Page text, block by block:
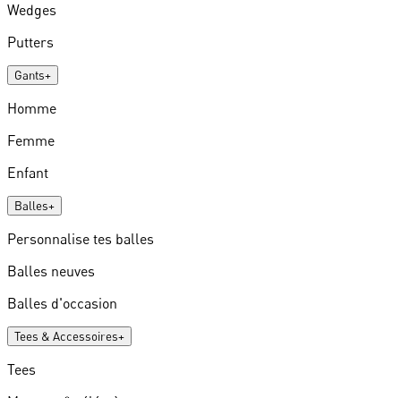
Wedges
Putters
Gants+
Homme
Femme
Enfant
Balles+
Personnalise tes balles
Balles neuves
Balles d'occasion
Tees & Accessoires+
Tees